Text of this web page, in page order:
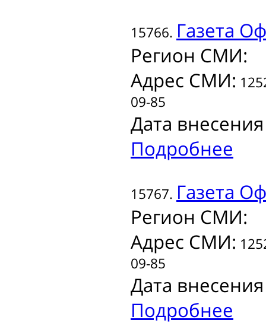
15766. Газета
Регион СМИ:
Адрес СМИ:
09-85
Дата
Подробнее
15767. Газета
Регион СМИ:
Адрес СМИ:
09-85
Дата
Подробнее